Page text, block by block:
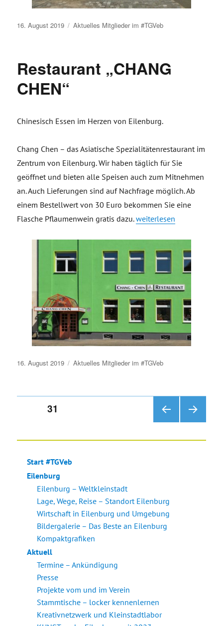
Veröffentlicht
16. August 2019 Aktuelles Mitglieder im #TGVeb
Restaurant „CHANG
CHEN“
Chinesisch Essen im Herzen von Eilenburg.
Chang Chen – das Asiatische Spezialitätenrestaurant im
Zentrum von Eilenburg. Wir haben täglich für Sie
geöffnet und bieten alle Speisen auch zum Mitnehmen
an. Auch Lieferungen sind auf Nachfrage möglich. Ab
einem Bestellwert von 30 Euro bekommen Sie eine
Flasche Pflaumenwein gratis dazu.„Restaurant „CHANG
weiterlesen
Veröffentlicht
16. August 2019 Aktuelles Mitglieder im #TGVeb
Seitennummerierung
Beiträge
HERI
SEITE31
HSTE
Start #TGVeb
Eilenburg
Eilenburg – Weltkleinstadt
Lage, Wege, Reise – Standort Eilenburg
Wirtschaft in Eilenburg und Umgebung
Bildergalerie – Das Beste an Eilenburg
Kompaktgrafiken
Aktuell
Termine – Ankündigung
Presse
Projekte vom und im Verein
Stammtische – locker kennenlernen
Kreativnetzwerk und Kleinstadtlabor